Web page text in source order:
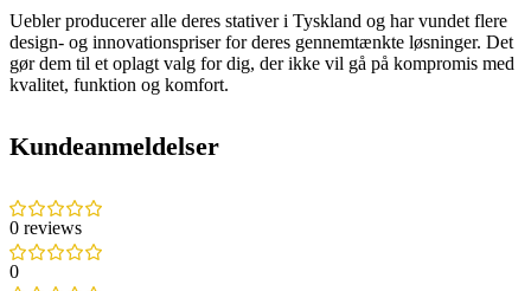
Uebler producerer alle deres stativer i Tyskland og har vundet flere
design- og innovationspriser for deres gennemtænkte løsninger. Det
gør dem til et oplagt valg for dig, der ikke vil gå på kompromis med
kvalitet, funktion og komfort.
Kundeanmeldelser
0 reviews
0